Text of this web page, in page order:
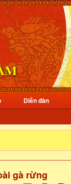
Diễn đàn
gà rừng